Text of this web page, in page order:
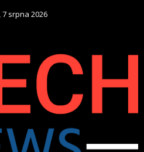
7 srpna 2026